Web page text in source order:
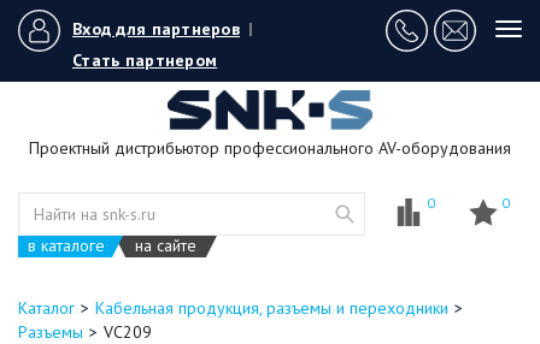
Вход для партнеров |
Стать партнером
Проектный дистрибьютор профессионального AV-оборудования
в каталоге на сайте
0 0
Каталог
Кабельная продукция, разъемы и переходники
Разъемы
VC209